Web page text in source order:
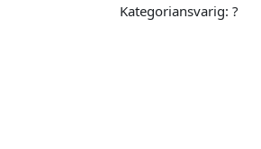
Kategoriansvarig: ?